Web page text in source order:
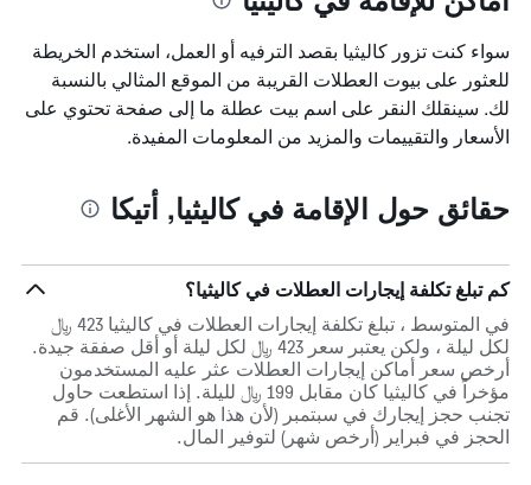
سواء كنت تزور كاليثيا بقصد الترفيه أو العمل، استخدم الخريطة
للعثور على بيوت العطلات القريبة من الموقع المثالي بالنسبة
لك. سينقلك النقر على اسم بيت عطلة ما إلى صفحة تحتوي على
الأسعار والتقييمات والمزيد من المعلومات المفيدة.
حقائق حول الإقامة في كاليثيا, أتيكا
كم تبلغ تكلفة إيجارات العطلات في كاليثيا؟
في المتوسط ، تبلغ تكلفة إيجارات العطلات في كاليثيا 423 ﷼
لكل ليلة ، ولكن يعتبر سعر 423 ﷼ لكل ليلة أو أقل صفقة جيدة.
أرخص سعر أماكن إيجارات العطلات عثر عليه المستخدمون
مؤخراً في كاليثيا كان مقابل 199 ﷼ لليلة. إذا استطعت حاول
تجنب حجز إيجارك في سبتمبر (لأن هذا هو الشهر الأغلى). قم
الحجز في فبراير (أرخص شهر) لتوفير المال.